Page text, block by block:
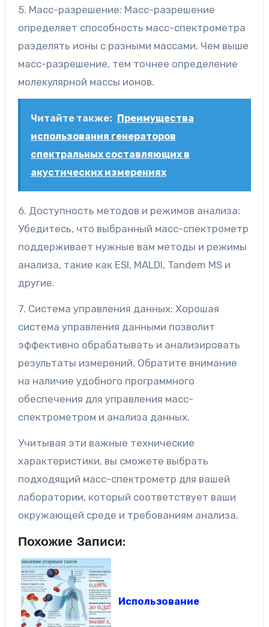
5. Масс-разрешение: Масс-разрешение
определяет способность масс-спектрометра
разделять ионы с разными массами. Чем выше
масс-разрешение, тем точнее определение
молекулярной массы ионов.
Читайте также:
Преимущества
использования генераторов
спектральных составляющих в
акустических измерениях
6. Доступность методов и режимов анализа:
Убедитесь, что выбранный масс-спектрометр
поддерживает нужные вам методы и режимы
анализа, такие как ESI, MALDI, Tandem MS и
другие.
7. Система управления данных: Хорошая
система управления данными позволит
эффективно обрабатывать и анализировать
результаты измерений. Обратите внимание
на наличие удобного программного
обеспечения для управления масс-
спектрометром и анализа данных.
Учитывая эти важные технические
характеристики, вы сможете выбрать
подходящий масс-спектрометр для вашей
лаборатории, который соответствует ваши
окружающей среде и требованиям анализа.
Похожие Записи:
Использование